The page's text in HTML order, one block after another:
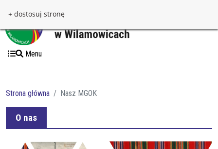
+ dostosuj stronę
Menu
Strona główna Nasz MGOK
O nas